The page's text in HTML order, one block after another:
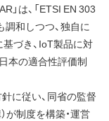
」は、「ETSI EN 303
調和しつつ、独自に
づき、IoT製品に対
本の適合性評価制
に従い、同省の監督
が制度を構築・運営